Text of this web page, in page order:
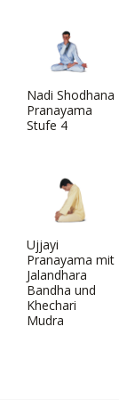
Nadi Shodhana
Pranayama
Stufe 4
Ujjayi
Pranayama mit
Jalandhara
Bandha und
Khechari
Mudra